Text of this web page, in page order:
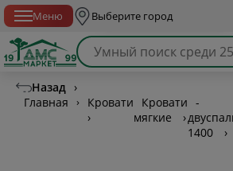
Меню Выберите город
Назад ›
Главная
›
Кровати
›
Кровати
мягкие
›
-
1400
›